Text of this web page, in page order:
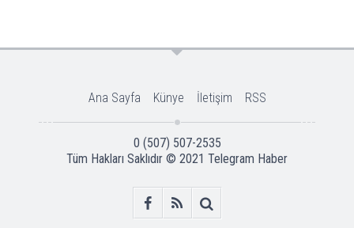
Ana Sayfa Künye İletişim RSS
0 (507) 507-2535
Tüm Hakları Saklıdır © 2021 Telegram Haber